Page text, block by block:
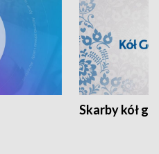
Skarby kół